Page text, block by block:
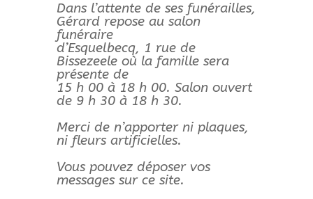
Dans l’attente de ses funérailles,
Gérard repose au salon
funéraire
d’Esquelbecq, 1 rue de
Bissezeele où la famille sera
présente de
15 h 00 à 18 h 00. Salon ouvert
de 9 h 30 à 18 h 30.
Merci de n’apporter ni plaques,
ni fleurs artificielles.
Vous pouvez déposer vos
messages sur ce site.